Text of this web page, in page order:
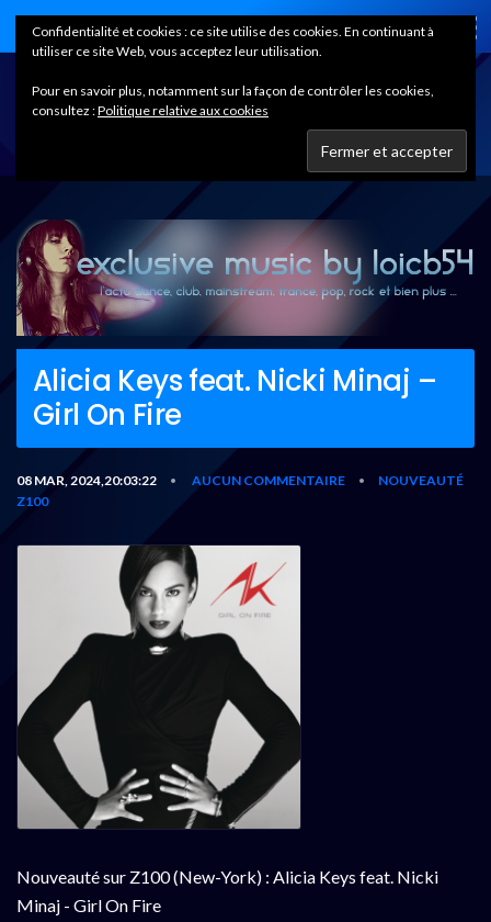
Home
Alicia Keys feat. Nicki Minaj –
Girl On Fire
08 MAR, 2024,20:03:22 • AUCUN COMMENTAIRE •
NOUVEAUTÉ
Z100
Nouveauté sur Z100 (New-York) : Alicia Keys feat. Nicki
Minaj - Girl On Fire
Confidentialité et cookies : ce site utilise des cookies. En continuant à
utiliser ce site Web, vous acceptez leur utilisation.
Pour en savoir plus, notamment sur la façon de contrôler les cookies,
consultez :Politique relative aux cookies